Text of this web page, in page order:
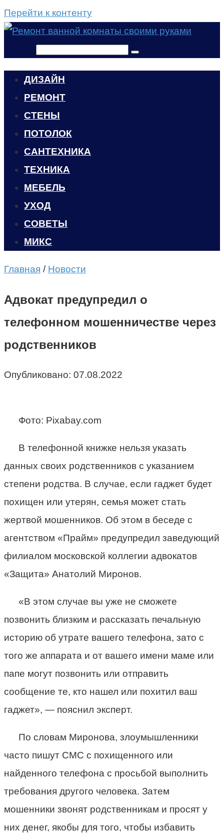
Перейти к контенту
ДИЗАЙН
РЕМОНТ
СТЕНЫ
ПОТОЛОК
САНТЕХНИКА
ТЕХНИКА
МЕБЕЛЬ
УХОД
CОВЕТЫ
МИКС
Главная / Новости
Адвокат предупредил о
телефонном мошенничестве через
родственников
Опубликовано: 07.08.2022
Фото: Pixabay.com
В телефонной книжке нельзя указать
данных своих родственников с указанием
степени родства. В случае, если гаджет будет
похищен или утерян, семья может стать
жертвой мошенников. Об этом в беседе с
агентством «Прайм» предупредил заведующий
филиалом московской коллегии адвокатов
«Защита» Анатолий Миронов.
«В этом случае вы уже не сможете
позвонить близким и рассказать печальную
историю об утрате вашего телефона, зато с
того же аппарата и от вашего имени маме или
папе могут позвонить или отправить
сообщение те, кто нашел или похитил ваш
гаджет», — пояснил эксперт.
По словам Миронова, злоумышленники
часто пишут СМС с похищенного или
найденного телефона с просьбой выполнить
требования другого человека. Затем
мошенники звонят родственникам и просят у
них денег, якобы для того, чтобы избавить